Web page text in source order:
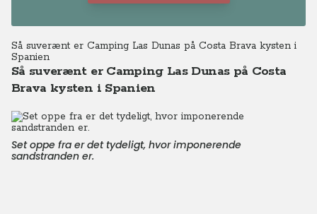
Så suverænt er Camping Las Dunas på Costa Brava kysten i
Spanien
Så suverænt er Camping Las Dunas på Costa
Brava kysten i Spanien
Set oppe fra er det tydeligt, hvor imponerende
sandstranden er.